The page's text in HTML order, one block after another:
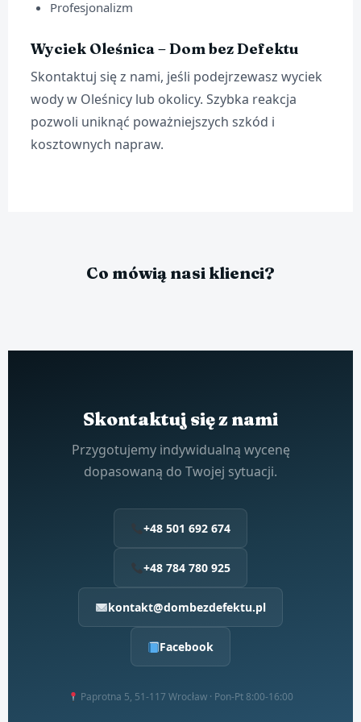
Profesjonalizm
Wyciek Oleśnica – Dom bez Defektu
Skontaktuj się z nami, jeśli podejrzewasz wyciek
wody w Oleśnicy lub okolicy. Szybka reakcja
pozwoli uniknąć poważniejszych szkód i
kosztownych napraw.
Co mówią nasi klienci?
Skontaktuj się z nami
Przygotujemy indywidualną wycenę
dopasowaną do Twojej sytuacji.
+48 501 692 674
+48 784 780 925
kontakt@dombezdefektu.pl
Facebook
Paprotna 5, 51-117 Wrocław · Pon-Pt 8:00-16:00